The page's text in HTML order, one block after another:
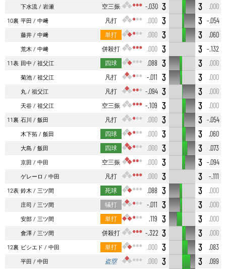
下水流
岩瀬 空三振 -.030 3 3
.000
10裏 平田 中﨑 凡打 .000 3 3 -.054
藤井
中﨑 単打 .000 3 3
.060
荒木
中﨑 併殺打 .000 3 3 -.132
11表 田中 祖父江 四球 .088 3 3
.000
菊池
祖父江 凡打 -.011 3 3
.000
丸
祖父江 凡打 -.094 3 3
.000
天谷
祖父江 空三振 -.109 3 3
.000
11裏 石川 飯田 凡打 .000 3 3 -.054
木下拓
飯田 四球 .000 3 3
.060
大島
飯田 四球 .000 3 3
.073
京田
中田 空三振 .000 3 3 -.094
ゲレーロ
中田 凡打 .000 3 3
-.111
12表 鈴木 三ツ間 死球 .088 3 3
.000
庄司
三ツ間 犠打 -.011 3 3
.000
安部
三ツ間 単打 .119 3 3
.000
會澤
三ツ間 併殺打 -.322 3 3
.000
12裏 ビシエド 中田 単打 .000 3 3
.083
平田
中田 盗塁 .000 3 3
.099